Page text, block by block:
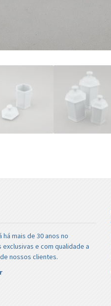
há mais de 30 anos no
e com qualidade a
nossos clientes.